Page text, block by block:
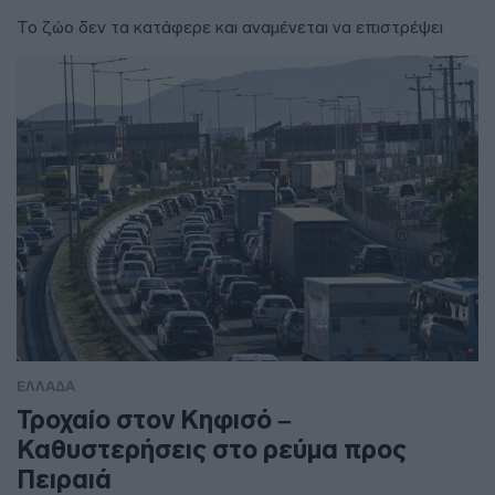
Το ζώο δεν τα κατάφερε και αναμένεται να επιστρέψει
ΕΛΛΑΔΑ
Τροχαίο στον Κηφισό –
Καθυστερήσεις στο ρεύμα προς
Πειραιά